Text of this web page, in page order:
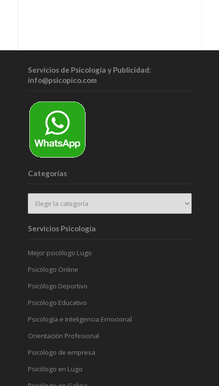
Servicios de Psicología y Publicidad:
info@psicopico.com
Categorías
Servicios Psicología
Mejor psicólogo Lugo
Psicólogo Online
Psicólogo Deportivo
Psicólogo Educativo
Psicología e Inteligencia Emocional
Orientación Profesional
Psicólogo de empresa
Psicólogo en Lugo